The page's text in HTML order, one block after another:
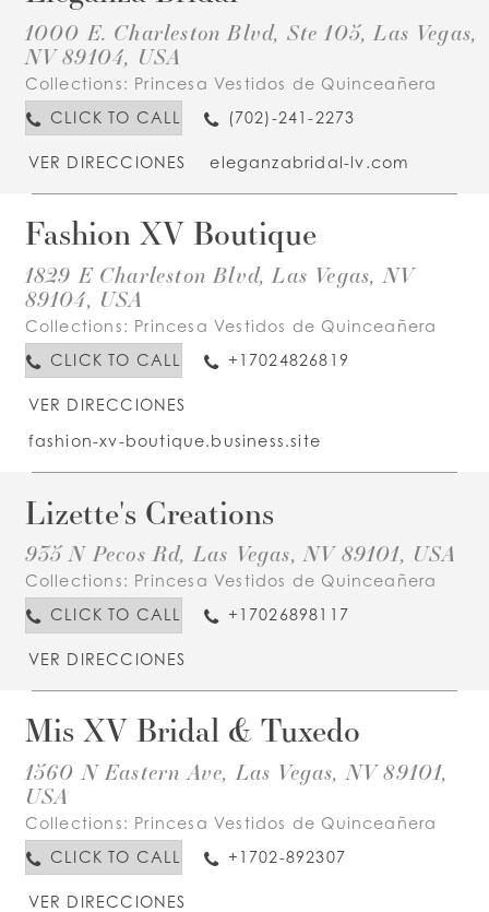
1000 E. Charleston Blvd, Ste 105, Las Vegas,
NV 89104, USA
Collections: Princesa Vestidos de Quinceañera
CLICK TO CALL
(702)-241-2273
VER DIRECCIONES eleganzabridal-lv.com
Fashion XV Boutique
1829 E Charleston Blvd, Las Vegas, NV
89104, USA
Collections: Princesa Vestidos de Quinceañera
CLICK TO CALL
+17024826819
VER DIRECCIONES
fashion-xv-boutique.business.site
Lizette's Creations
935 N Pecos Rd, Las Vegas, NV 89101, USA
Collections: Princesa Vestidos de Quinceañera
CLICK TO CALL
+17026898117
VER DIRECCIONES
Mis XV Bridal & Tuxedo
1560 N Eastern Ave, Las Vegas, NV 89101,
USA
Collections: Princesa Vestidos de Quinceañera
CLICK TO CALL
+1702-892307
VER DIRECCIONES